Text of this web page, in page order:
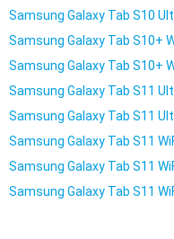
Samsung Galaxy Tab S10
Samsung Galaxy Tab S10+
Samsung Galaxy Tab S10+
Samsung Galaxy Tab S11
Samsung Galaxy Tab S11
Samsung Galaxy Tab S11
Samsung Galaxy Tab S11
Samsung Galaxy Tab S11